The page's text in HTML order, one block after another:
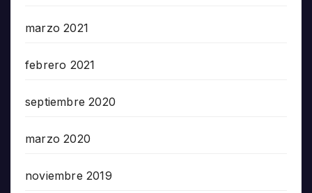
marzo 2021
febrero 2021
septiembre 2020
marzo 2020
noviembre 2019